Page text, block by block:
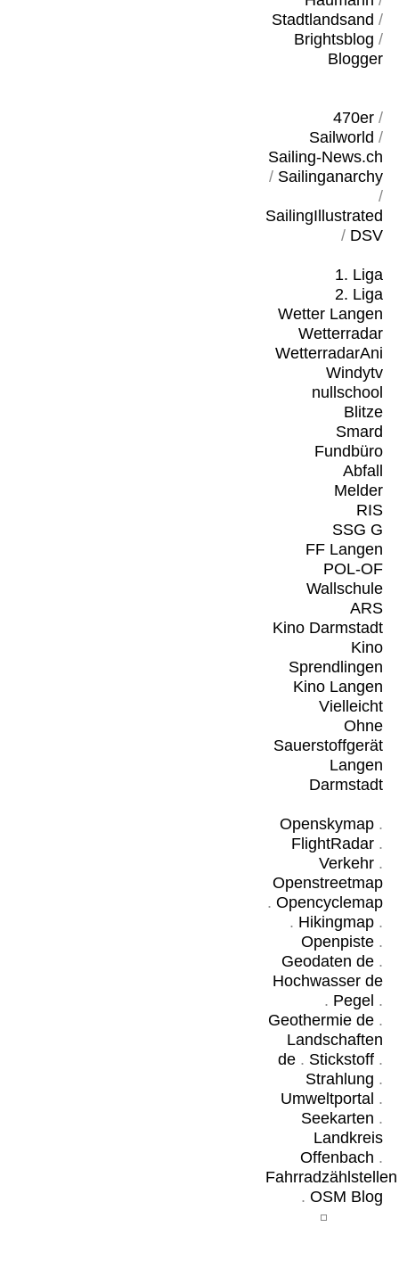
Stadtlandsand /
Brightsblog /
Blogger
470er/
Sailworld /
Sailing-News.ch
/ Sailinganarchy
/
SailingIllustrated
/ DSV
1. Liga
2. Liga
Wetter Langen
Wetterradar
WetterradarAni
Windytv
nullschool
Blitze
Smard
Fundbüro
Abfall
Melder
RIS
SSG G
FF Langen
POL-OF
Wallschule
ARS
Kino Darmstadt
Kino
Sprendlingen
Kino Langen
Vielleicht
Ohne
Sauerstoffgerät
Langen
Darmstadt
Openskymap.
FlightRadar.
Verkehr.
Openstreetmap
. Opencyclemap
. Hikingmap.
Openpiste.
Geodaten de.
Hochwasser de
. Pegel .
Geothermie de.
Landschaften
de. Stickstoff.
Strahlung .
Umweltportal .
Seekarten .
Landkreis
Offenbach .
Fahrradzählstellen
. OSM Blog